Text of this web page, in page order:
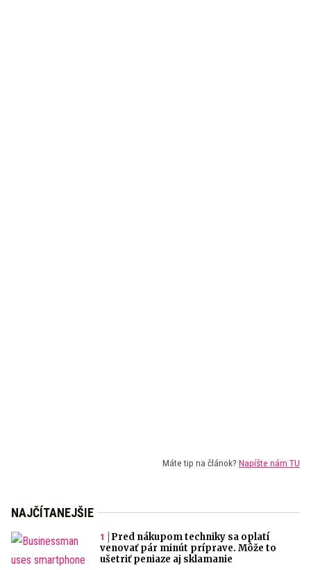
Máte tip na článok? Napíšte nám TU
NAJČÍTANEJŠIE
Pred nákupom techniky sa oplatí
venovať pár minút príprave. Môže to
ušetriť peniaze aj sklamanie